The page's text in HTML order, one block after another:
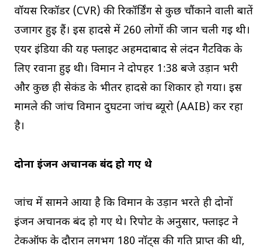
वॉयस रिकॉर्डर (CVR) की रिकॉर्डिंग से कुछ चौंकाने वाली बातें
उजागर हुई हैं। इस हादसे में 260 लोगों की जान चली गई थी।
एयर इंडिया की यह फ्लाइट अहमदाबाद से लंदन गैटविक के
लिए रवाना हुई थी। विमान ने दोपहर 1:38 बजे उड़ान भरी
और कुछ ही सेकंड के भीतर हादसे का शिकार हो गया। इस
मामले की जांच विमान दुर्घटना जांच ब्यूरो (AAIB) कर रहा
है।
दोनों इंजन अचानक बंद हो गए थे
जांच में सामने आया है कि विमान के उड़ान भरते ही दोनों
इंजन अचानक बंद हो गए थे। रिपोर्ट के अनुसार, फ्लाइट ने
टेकऑफ के दौरान लगभग 180 नॉट्स की गति प्राप्त की थी,